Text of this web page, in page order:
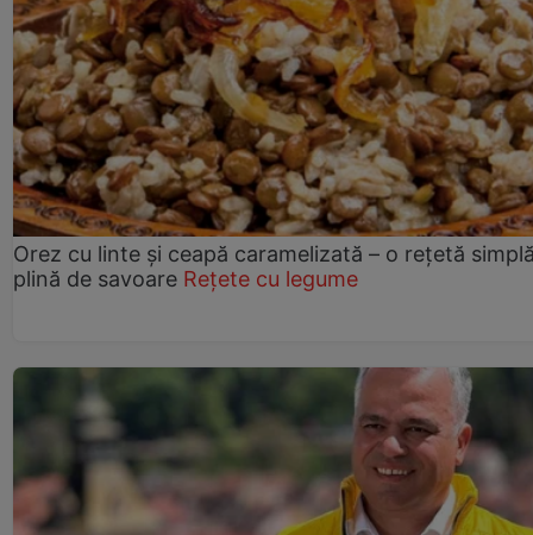
Orez cu linte și ceapă caramelizată – o rețetă
plină de savoare Rețete cu legume